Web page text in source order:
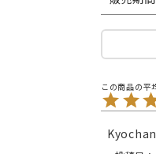
Kyochan